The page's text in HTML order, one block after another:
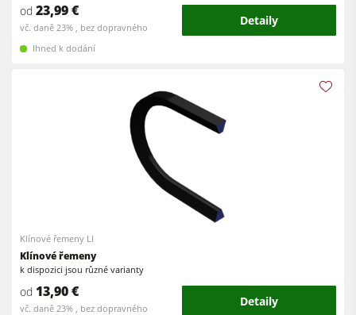
od 23,99 €
vč. daně 23% , bez dopravného Detaily
Ihned k dodání
Klínové řemeny LI
Klínové řemeny
k dispozici jsou různé varianty
od 13,90 €
vč. daně 23% , bez dopravného Detaily